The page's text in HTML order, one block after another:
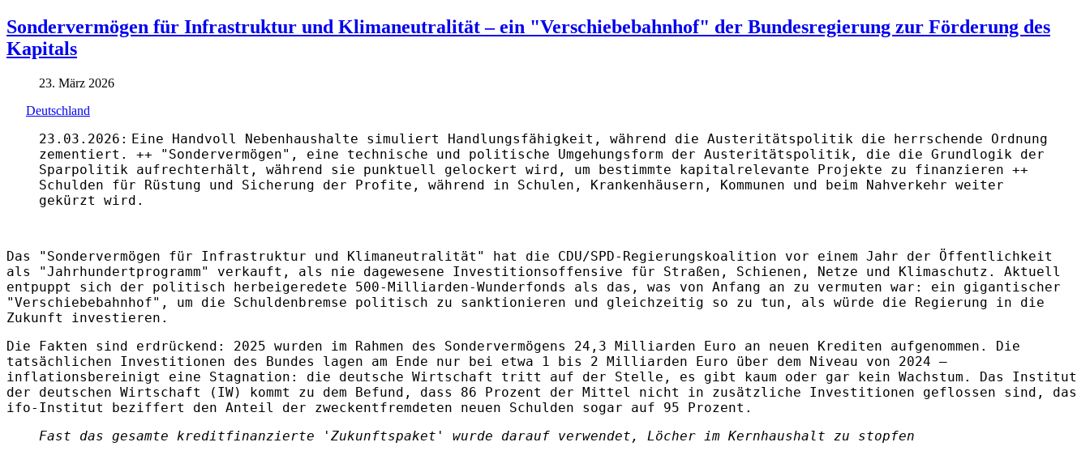
Sondervermögen für Infrastruktur und Klimaneutralität – ein "Verschiebebahnhof" der Bundesregierung zur Förderung des
Kapitals
23. März 2026
Deutschland
23.03.2026: Eine Handvoll Nebenhaushalte simuliert Handlungsfähigkeit, während die Austeritätspolitik die herrschende Ordnung
zementiert. ++ "Sondervermögen", eine technische und politische Umgehungsform der Austeritätspolitik, die die Grundlogik der
Sparpolitik aufrechterhält, während sie punktuell gelockert wird, um bestimmte kapitalrelevante Projekte zu finanzieren ++
Schulden für Rüstung und Sicherung der Profite, während in Schulen, Krankenhäusern, Kommunen und beim Nahverkehr weiter
gekürzt wird.
Das "Sondervermögen für Infrastruktur und Klimaneutralität" hat die CDU/SPD-Regierungskoalition vor einem Jahr der Öffentlichkeit
als "Jahrhundertprogramm" verkauft, als nie dagewesene Investitionsoffensive für Straßen, Schienen, Netze und Klimaschutz. Aktuell
entpuppt sich der politisch herbeigeredete 500‑Milliarden‑Wunderfonds als das, was von Anfang an zu vermuten war: ein gigantischer
"Verschiebebahnhof", um die Schuldenbremse politisch zu sanktionieren und gleichzeitig so zu tun, als würde die Regierung in die
Zukunft investieren.
Die Fakten sind erdrückend: 2025 wurden im Rahmen des Sondervermögens 24,3 Milliarden Euro an neuen Krediten aufgenommen. Die
tatsächlichen Investitionen des Bundes lagen am Ende nur bei etwa 1 bis 2 Milliarden Euro über dem Niveau von 2024 –
inflationsbereinigt eine Stagnation: die deutsche Wirtschaft tritt auf der Stelle, es gibt kaum oder gar kein Wachstum. Das Institut
der deutschen Wirtschaft (IW) kommt zu dem Befund, dass 86 Prozent der Mittel nicht in zusätzliche Investitionen geflossen sind, das
ifo‑Institut beziffert den Anteil der zweckentfremdeten neuen Schulden sogar auf 95 Prozent.
Fast das gesamte kreditfinanzierte 'Zukunftspaket' wurde darauf verwendet, Löcher im Kernhaushalt zu stopfen